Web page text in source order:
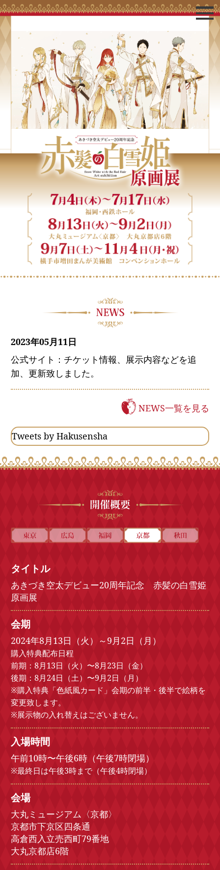
2023年05月11日
公式サイト：チケット情報、展示内容などを追
加、更新致しました。
NEWS一覧を見る
Tweets by Hakusensha
タイトル
あきづき空太デビュー20周年記念 赤髪の白雪姫
原画展
会期
2024年8月13日（火）～9月2日（月）
購入特典配布日程
前期：8月13日（火）〜8月23日（金）
後期：8月24日（土）〜9月2日（月）
※購入特典「色紙風カード」会期の前半・後半で絵柄を
変更致します。
※展示物の入れ替えはございません。
入場時間
午前10時〜午後6時（午後7時閉場）
※最終日は午後3時まで（午後4時閉場）
会場
大丸ミュージアム〈京都〉
京都市下京区四条通
高倉西入立売西町79番地
大丸京都店6階